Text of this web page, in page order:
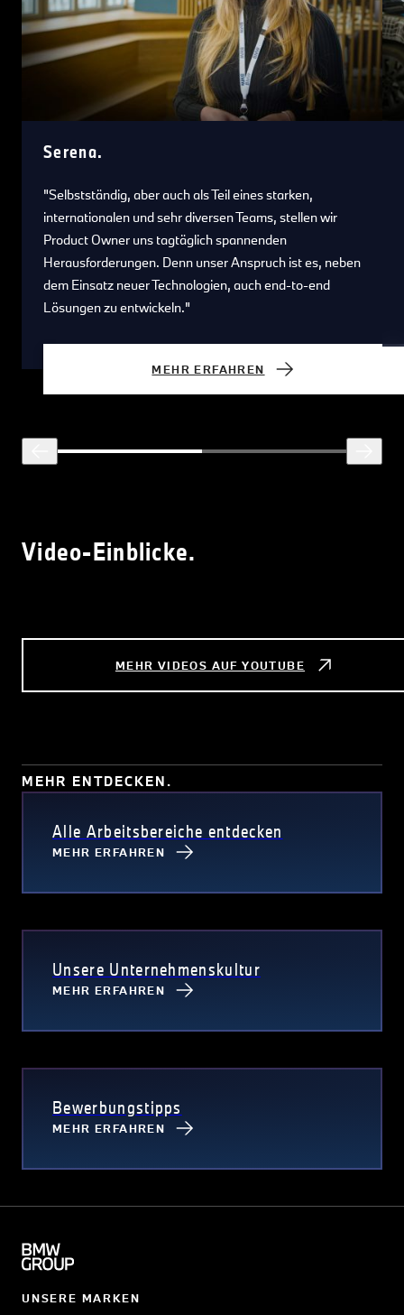
Serena.
"Selbstständig, aber auch als Teil eines starken,
internationalen und sehr diversen Teams, stellen wir
Product Owner uns tagtäglich spannenden
Herausforderungen. Denn unser Anspruch ist es, neben
dem Einsatz neuer Technologien, auch end-to-end
Lösungen zu entwickeln."
MEHR ERFAHREN
Video-Einblicke.
MEHR VIDEOS AUF YOUTUBE
MEHR ENTDECKEN.
Alle Arbeitsbereiche entdecken
MEHR ERFAHREN
Unsere Unternehmenskultur
MEHR ERFAHREN
Bewerbungstipps
MEHR ERFAHREN
UNSERE MARKEN